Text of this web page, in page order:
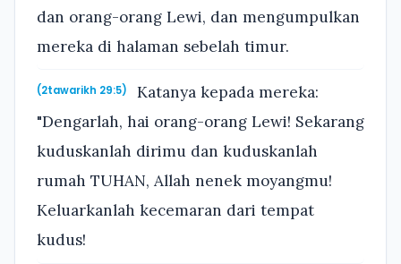
dan orang-orang Lewi, dan mengumpulkan
mereka di halaman sebelah timur.
(2tawarikh 29:5)
Katanya kepada mereka:
"Dengarlah, hai orang-orang Lewi! Sekarang
kuduskanlah dirimu dan kuduskanlah
rumah TUHAN, Allah nenek moyangmu!
Keluarkanlah kecemaran dari tempat
kudus!